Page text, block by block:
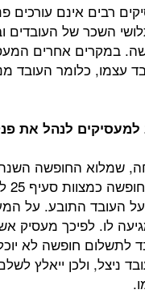
רבים אינם עורכים
השכר של העובדים
במקרים אחרים
עצמו, כלומר העובד
למעסיקים לנהל את
שמלוא החופשה
העובד התובע. על
לו. לפיכך מעסיק
לתשלום חופשה לא
ניצל, ולכן ייאלץ